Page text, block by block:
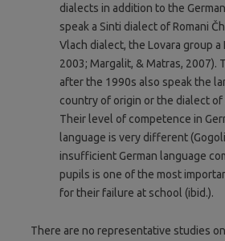
dialects in addition to the
speak a Sinti dialect of Romani
Vlach dialect, the Lovara group a
2003; Margalit, & Matras, 2007).
after the 1990s also speak the
country of origin or the dialect
Their level of competence in
language is very different
insufficient German language
pupils is one of the most
for their failure at school (ibid.).
There are no representative studies